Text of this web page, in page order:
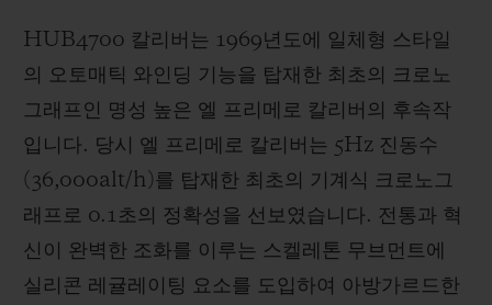
HUB4700 칼리버는 1969년도에 일체형 스타일
의 오토매틱 와인딩 기능을 탑재한 최초의 크로노
그래프인 명성 높은 엘 프리메로 칼리버의 후속작
입니다. 당시 엘 프리메로 칼리버는 5Hz 진동수
(36,000alt/h)를 탑재한 최초의 기계식 크로노그
래프로 0.1초의 정확성을 선보였습니다. 전통과 혁
신이 완벽한 조화를 이루는 스켈레톤 무브먼트에
실리콘 레귤레이팅 요소를 도입하여 아방가르드한